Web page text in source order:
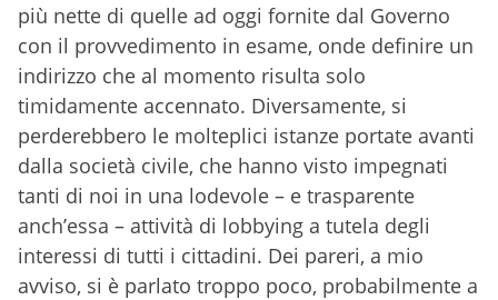
più nette di quelle ad oggi fornite dal Governo
con il provvedimento in esame, onde definire un
indirizzo che al momento risulta solo
timidamente accennato. Diversamente, si
perderebbero le molteplici istanze portate avanti
dalla società civile, che hanno visto impegnati
tanti di noi in una lodevole – e trasparente
anch’essa – attività di lobbying a tutela degli
interessi di tutti i cittadini. Dei pareri, a mio
avviso, si è parlato troppo poco, probabilmente a